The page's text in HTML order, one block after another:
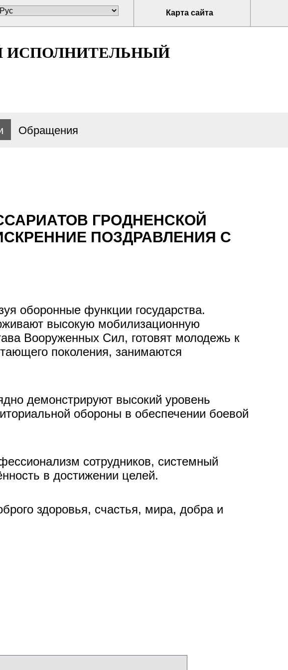
Карта сайта
ИСПОЛНИТЕЛЬНЫЙ
Обращения
ГРОДНЕНСКОЙ
ПОЗДРАВЛЕНИЯ С
оборонные функции государства.
высокую мобилизационную
Вооруженных Сил, готовят молодежь к
поколения, занимаются
демонстрируют высокий уровень
обороны в обеспечении боевой
сотрудников, системный
в достижении целей.
здоровья, счастья, мира, добра и